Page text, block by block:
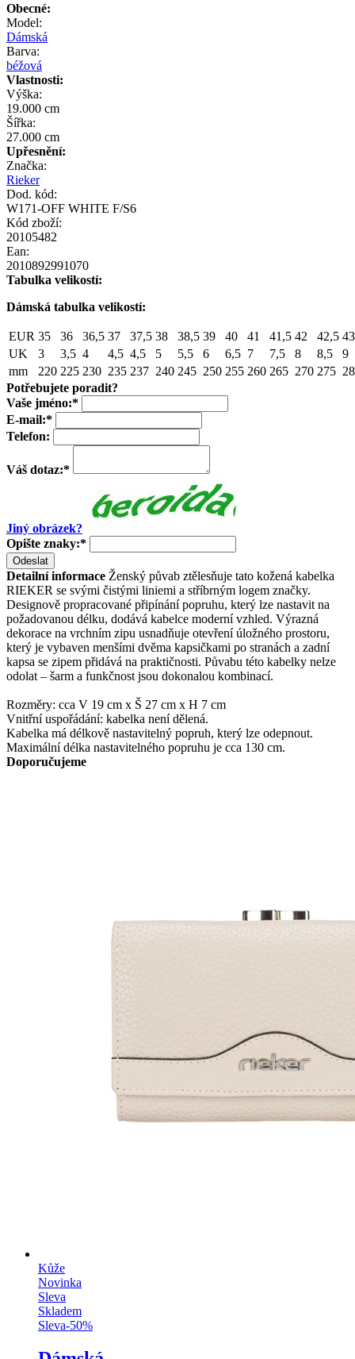
Obecné:
Model:
Dámská
Barva:
béžová
Vlastnosti:
Výška:
19.000 cm
Šířka:
27.000 cm
Upřesnění:
Značka:
Rieker
Dod. kód:
W171-OFF WHITE F/S6
Kód zboží:
20105482
Ean:
2010892991070
Tabulka velikostí:
Dámská tabulka velikostí:
EUR 35 36 36,5 37 37,5 38 38,5 39 40 41 41,5 42 42,5 43
UK
3 3,5 4 4,5 4,5 5 5,5 6 6,5 7 7,5 8 8,5
9
mm
220 225 230 235 237 240 245 250 255 260 265 270 275
Potřebujete poradit?
Vaše jméno:*
E-mail:*
Telefon:
Váš dotaz:*
Jiný obrázek?
Opište znaky:*
Odeslat
Detailní informace Ženský půvab ztělesňuje tato kožená kabelka
RIEKER se svými čistými liniemi a stříbrným logem značky.
Designově propracované připínání popruhu, který lze nastavit na
požadovanou délku, dodává kabelce moderní vzhled. Výrazná
dekorace na vrchním zipu usnadňuje otevření úložného prostoru,
který je vybaven menšími dvěma kapsičkami po stranách a zadní
kapsa se zipem přidává na praktičnosti. Půvabu této kabelky nelze
odolat – šarm a funkčnost jsou dokonalou kombinací.
Rozměry: cca V 19 cm x Š 27 cm x H 7 cm
Vnitřní uspořádání: kabelka není dělená.
Kabelka má délkově nastavitelný popruh, který lze odepnout.
Maximální délka nastavitelného popruhu je cca 130 cm.
Doporučujeme
Kůže
Novinka
Sleva
Skladem
Sleva-50%